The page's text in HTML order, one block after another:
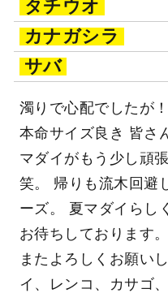
タチウオ
カナガシラ
サバ
濁りで心配でしたが
本命サイズ良き 皆さ
マダイがもう少し頑
笑。 帰りも流木回避
ーズ。 夏マダイらし
お待ちしております
またよろしくお願い
イ、レンコ、カサゴ